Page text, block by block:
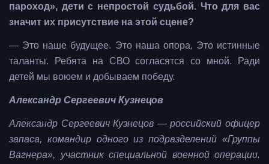
пароход», дети с непростой судьбой. Что для вас
значит их присутствие на этой сцене?
— Это наше будущее. Это наша опора. Это истинные
таланты. Ребята на СВО согласятся со мной. Ради
детей мы воюем и добываем победу.
Александр Сергеевич Кузнецов
Александр Сергеевич Кузнецов — российский офицер
запаса, командир одного из подразделений «Группы
Вагнера», участник специальной военной операции.